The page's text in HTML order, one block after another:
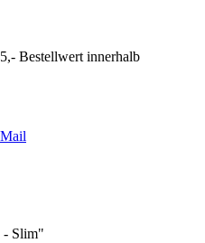
Bestellwert innerhalb
- Slim"